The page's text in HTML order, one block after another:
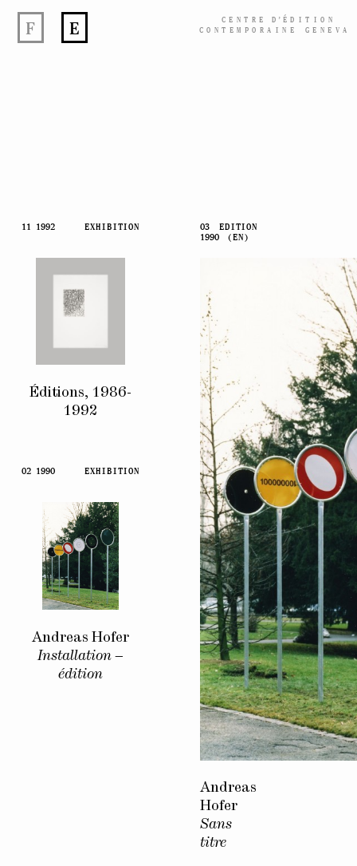
Skip
content
CENTRE D’ ÉDITION
CONTEMPORAINE GENEVA
11 1992 EXHIBITION
Éditions, 1986-
1992
03
1990
EDITION
(EN)
Andreas
Hofer
Sans
titre
02 1990 EXHIBITION
Andreas Hofer
Installation –
édition
F E